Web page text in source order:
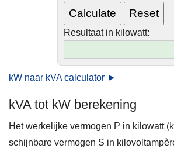
Resultaat in kilowatt:
kW naar kVA calculator ►
kVA tot kW berekening
Het werkelijke vermogen P in kilowatt
schijnbare vermogen S in